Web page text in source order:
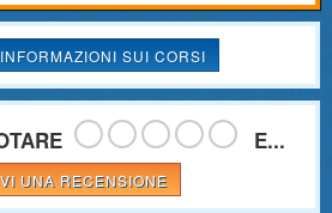
SUI CORSI
E...
UNA RECENSIONE